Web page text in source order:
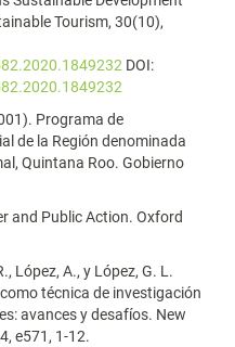
Tourism, 30(10),
DOI:
Programa de
de la Región denominada
Quintana Roo. Gobierno
and Public Action. Oxford
López, A., y López, G. L.
técnica de investigación
avances y desafíos. New
e571, 1-12.